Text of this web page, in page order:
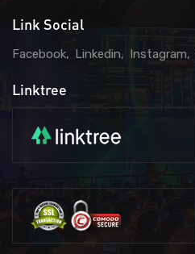
Link Social
Facebook Linkedin Instagram
Linktree